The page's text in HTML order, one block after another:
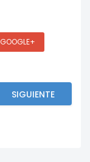
GOOGLE+
SIGUIENTE